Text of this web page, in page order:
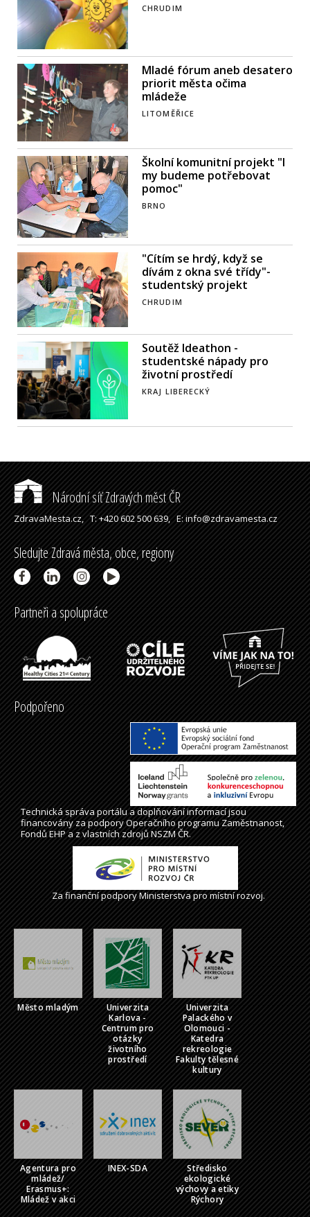
CHRUDIM
Mladé fórum aneb desatero
priorit města očima
mládeže
LITOMĚŘICE
Školní komunitní projekt "I
my budeme potřebovat
pomoc"
BRNO
"Cítím se hrdý, když se
dívám z okna své třídy"-
studentský projekt
CHRUDIM
Soutěž Ideathon -
studentské nápady pro
životní prostředí
KRAJ LIBERECKÝ
Národní síť Zdravých měst ČR
ZdravaMesta.cz,T: +420 602 500 639,E: info@zdravamesta.cz
Sledujte Zdravá města, obce, regiony
Partneři a spolupráce
Podpořeno
Technická správaportálua doplňování informací jsou
financovány za podpory Operačního programu Zaměstnanost,
Fondů EHP a z vlastních zdrojů NSZM ČR.
Za finanční podpory Ministerstva pro místní rozvoj.
Město mladým
Univerzita
Karlova -
Centrum pro
otázky
životního
prostředí
Univerzita
Palackého v
Olomouci -
Katedra
rekreologie
Fakulty tělesné
kultury
Agentura pro
mládež/
Erasmus+:
Mládež v akci
INEX-SDA
Středisko
ekologické
výchovy a etiky
Rýchory